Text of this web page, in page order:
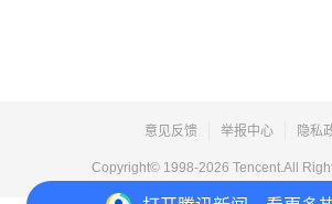
意见反馈 举报中心 隐私
Copyright© 1998-2026 Tencent.All